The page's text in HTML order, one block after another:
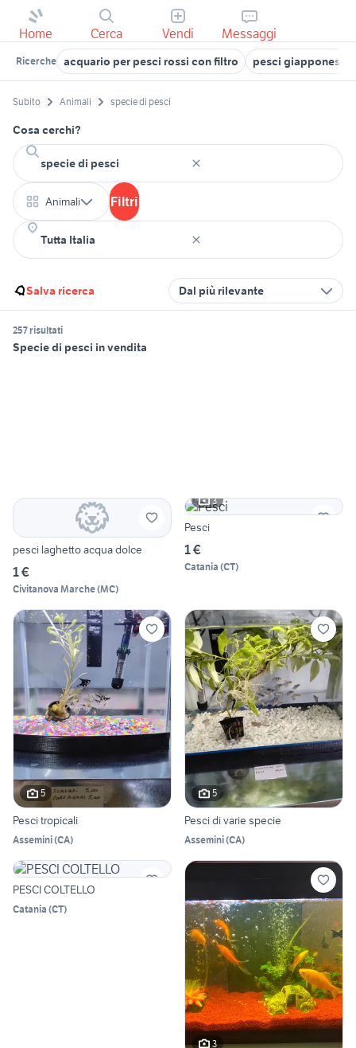
Home Cerca Vendi Messaggi
Ricerche acquario per pesci rossi con filtro pesci giapponesi
Subito Animali specie di pesci
Cosa cerchi?
Animali Filtri
Salva ricerca Dal più rilevante
257 risultati
Specie di pesci in vendita
pesci laghetto acqua dolce
1 €
Civitanova Marche(MC)
3
Pesci
1 €
Catania (CT)
5
Pesci tropicali
Assemini(CA)
5
Pesci di varie specie
Assemini(CA)
PESCI COLTELLO
Catania (CT)
3